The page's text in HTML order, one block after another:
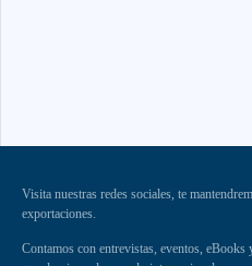
Visita nuestras redes sociales, te
exportaciones.
Contamos con entrevistas, eventos, eBooks